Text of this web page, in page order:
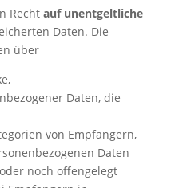
Recht auf unentgeltliche
Daten. Die
über
Daten, die
von Empfängern,
Daten
noch offengelegt